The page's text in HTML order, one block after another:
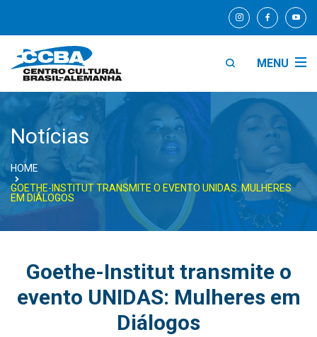
MENU
Notícias
HOME
GOETHE-INSTITUT TRANSMITE O EVENTO UNIDAS: MULHERES
EM DIÁLOGOS
Goethe-Institut transmite o
evento UNIDAS: Mulheres em
Diálogos